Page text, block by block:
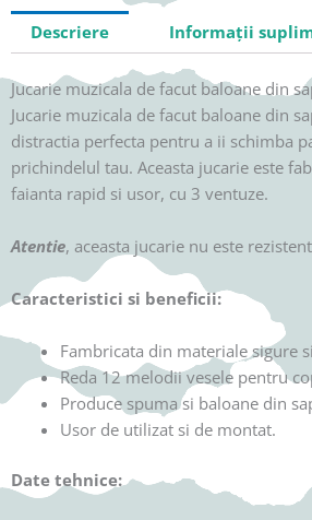
Descriere Informații
Jucarie muzicala de facut baloane din
Jucarie muzicala de facut baloane din
distractia perfecta pentru a ii schimba
prichindelul tau. Aceasta jucarie este
faianta rapid si usor, cu 3 ventuze.
Atentie, aceasta jucarie nu este
Caracteristici si beneficii:
Fambricata din materiale sigure
Reda 12 melodii vesele pentru
Produce spuma si baloane din
Usor de utilizat si de montat.
Date tehnice: